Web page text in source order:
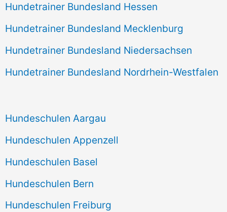
Hundetrainer Bundesland Hessen
Hundetrainer Bundesland Mecklenburg
Hundetrainer Bundesland Niedersachsen
Hundetrainer Bundesland Nordrhein-Westfalen
Hundeschulen Aargau
Hundeschulen Appenzell
Hundeschulen Basel
Hundeschulen Bern
Hundeschulen Freiburg